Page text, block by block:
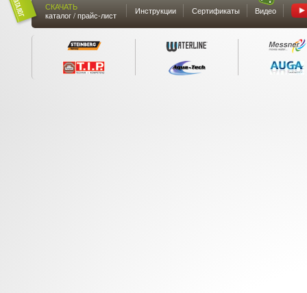
СКАЧАТЬ
каталог / прайс-лист
Инструкции Сертификаты Видео